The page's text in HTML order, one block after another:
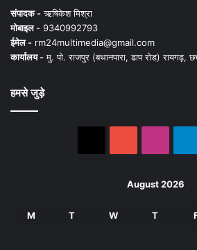
संपादक -ऋषिकेश मिश्रा
मोबाइल - 9340992793
ईमेल - rm24multimedia@gmail.com
कार्यालय -मु. पो. राजपुर (बथानपारा, ढाप रोड) रायगढ़,
हमसे जुड़े
August 2026
M T W T